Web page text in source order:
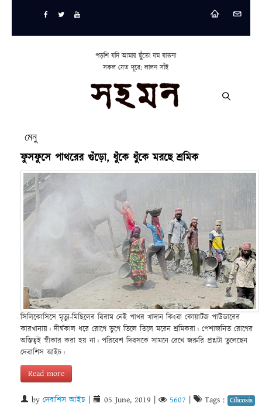
পড়শি যদি আমায় ছুঁতো যম যাতনা
সকল যেত দূরে: লালন সাঁই
মেনু
ফুসফুসে পাথরের গুঁড়ো, ধুঁকে ধুঁকে মরছে শ্রমিক
সিলিকোসিসে মৃত্যু-মিছিলের বিরাম নেই পাথর খাদান কিংবা কোয়ার্টজ পাউডারের
কারখানায়। দীর্ঘকাল ধরে রোগে ভুগে তিলে তিলে মরেন শ্রমিকরা। পেশাজনিত রোগের
অস্তিত্বই স্বীকার করা হয় না। পরিবেশ দিবসকে সামনে রেখে জরুরি প্রশ্নটা তুলেছেন
দেবাশিস আইচ।
Read more
by দেবাশিস আইচ 05 June, 2019 5607 Tags : Cilicosis